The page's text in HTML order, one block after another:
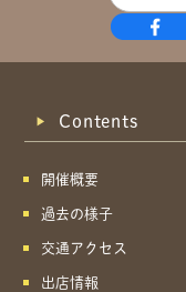
Contents
開催概要
過去の様子
交通アクセス
出店情報